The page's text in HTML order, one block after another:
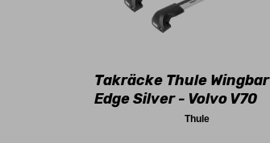
Takräcke Thule Wingbar
Edge Silver - Volvo V70
Thule